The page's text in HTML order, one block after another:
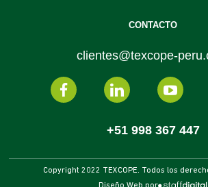
CONTACTO
clientes@texcope-
+51 998 367 447
Copyright 2022 TEXCOPE. Todos los